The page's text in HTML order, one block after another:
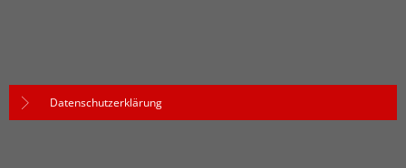
Datenschutzerklärung